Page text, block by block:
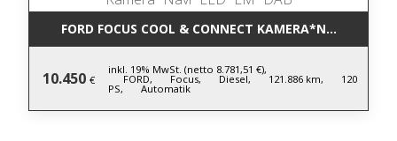
FORD FOCUS COOL & CONNECT
10.450 €
inkl. 19% MwSt. (netto 8.781,51 €),
FORD, Focus, Diesel, 121.886 km, 120
PS, Automatik